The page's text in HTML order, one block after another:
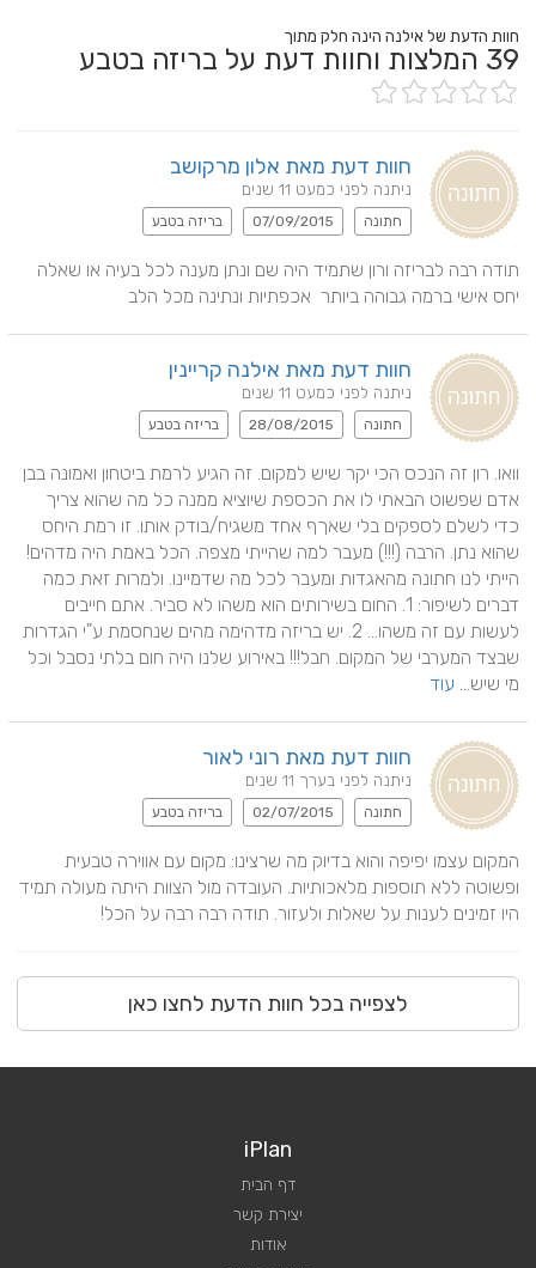
חוות הדעת של אילנה הינה חלק מתוך
39 המלצות וחוות דעת על בריזה בטבע
חוות דעת מאת אלון מרקושב
ניתנה לפני כמעט 11 שנים
חתונה 07/09/2015 בריזה בטבע
יחס אישי ברמה גבוהה ביותר  אכפתיות ונתינה מכל הלב
חוות דעת מאת אילנה קריינין
ניתנה לפני כמעט 11 שנים
חתונה 28/08/2015 בריזה בטבע
מי שיש... עוד
חוות דעת מאת רוני לאור
ניתנה לפני בערך 11 שנים
חתונה 02/07/2015 בריזה בטבע
היו זמינים לענות על שאלות ולעזור. תודה רבה רבה על הכל!
לצפייה בכל חוות הדעת לחצו כאן
iPlan
דף הבית
יצירת קשר
אודות